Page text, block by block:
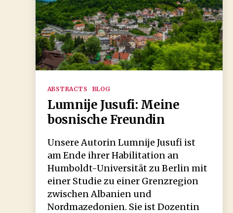
Kategorien
ABSTRACTS BLOG
Lumnije Jusufi: Meine
bosnische Freundin
Unsere Autorin Lumnije Jusufi ist
am Ende ihrer Habilitation an
Humboldt-Universität zu Berlin mit
einer Studie zu einer Grenzregion
zwischen Albanien und
Nordmazedonien. Sie ist Dozentin